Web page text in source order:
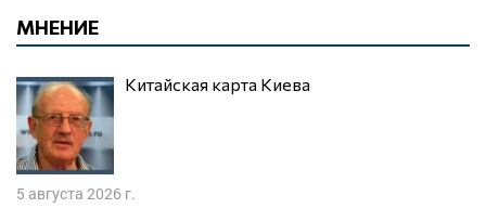
МНЕНИЕ
Китайская карта Киева
5 августа 2026 г.